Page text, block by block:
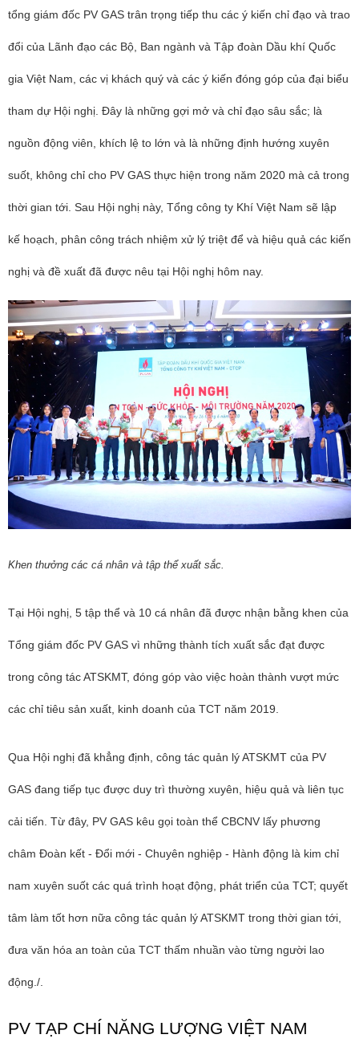
tổng giám đốc PV GAS trân trọng tiếp thu các ý kiến chỉ đạo và trao
đổi của Lãnh đạo các Bộ, Ban ngành và Tập đoàn Dầu khí Quốc
gia Việt Nam, các vị khách quý và các ý kiến đóng góp của đại biểu
tham dự Hội nghị. Đây là những gợi mở và chỉ đạo sâu sắc; là
nguồn động viên, khích lệ to lớn và là những định hướng xuyên
suốt, không chỉ cho PV GAS thực hiện trong năm 2020 mà cả trong
thời gian tới. Sau Hội nghị này, Tổng công ty Khí Việt Nam sẽ lập
kế hoạch, phân công trách nhiệm xử lý triệt để và hiệu quả các kiến
nghị và đề xuất đã được nêu tại Hội nghị hôm nay.
Khen thưởng các cá nhân và tập thể xuất sắc.
Tại Hội nghị, 5 tập thể và 10 cá nhân đã được nhận bằng khen của
Tổng giám đốc PV GAS vì những thành tích xuất sắc đạt được
trong công tác ATSKMT, đóng góp vào việc hoàn thành vượt mức
các chỉ tiêu sản xuất, kinh doanh của TCT năm 2019.
Qua Hội nghị đã khẳng định, công tác quản lý ATSKMT của PV
GAS đang tiếp tục được duy trì thường xuyên, hiệu quả và liên tục
cải tiến. Từ đây, PV GAS kêu gọi toàn thể CBCNV lấy phương
châm Đoàn kết - Đổi mới - Chuyên nghiệp - Hành động là kim chỉ
nam xuyên suốt các quá trình hoạt động, phát triển của TCT; quyết
tâm làm tốt hơn nữa công tác quản lý ATSKMT trong thời gian tới,
đưa văn hóa an toàn của TCT thấm nhuần vào từng người lao
động./.
PV TẠP CHÍ NĂNG LƯỢNG VIỆT NAM